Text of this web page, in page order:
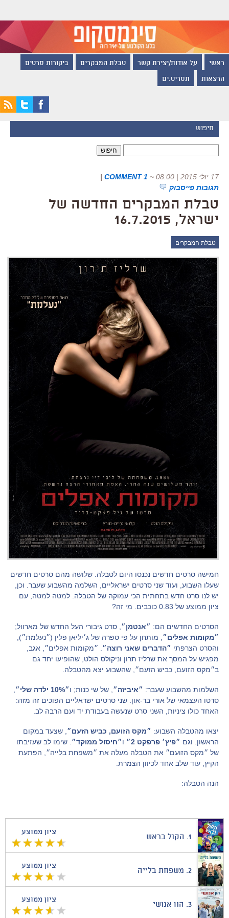
ראשי על אודות/יצירת קשר טבלת המבקרים ביקורות סרטים
הרצאות תסריט.ים
חיפוש
17 יולי 2015 | 08:00 ~
1 COMMENT
|
תגובות פייסבוק
טבלת המבקרים החדשה של
ישראל, 16.7.2015
טבלת המבקרים
חמישה סרטים חדשים נכנסו היום לטבלה. שלושה מהם סרטים חדשים
שעלו השבוע, ועוד שני סרטים ישראליים, השלמה מהשבוע שעבר. וכן,
יש לנו סרט חדש בתחתית הכי עמוקה של הטבלה. למטה למטה, עם
ציון ממוצע של 0.83 כוכבים. מי זה?
הסרטים החדשים הם: ״אנטמן״ , סרט גיבורי העל החדש של מארוול;
״מקומות אפלים״ , מותחן על פי ספרה של ג׳יליאן פלין (״נעלמת״),
והסרט הצרפתי ״הדברים שאני רוצה״ . ״מקומות אפלים״, אגב,
מפגיש על המסך את שרליז תרון וניקולס הולט, שהופיעו יחד גם
ב״מקס הזועם, כביש הזעם״, שהשבוע יצא מהטבלה.
השלמות מהשבוע שעבר: ״איביזה״ , של שי כנות; ו״10% ילדה שלי״
סרטו העצמאי של אורי בר-און. שני סרטים ישראליים הפוכים זה מזה:
האחד כולו ציניות, השני סרט שנעשה בעבודת יד ועם הרבה לב.
יצאו מהטבלה השבוע: ״מקס הזועם, כביש הזעם״ , שצעד במקום
הראשון. וגם ״פיץ׳ פרפקט 2״ ו״חיסול ממוקד״ . שימו לב שעזיבתו
של ״מקס הזועם״ את הטבלה מעלה את ״משפחת בלייה״, הפתעת
הקיץ, עוד שלב אחד לכיוון הצמרת.
הנה הטבלה:
ציון ממוצע
1. הקול בראש
ציון ממוצע
2. משפחת בלייה
ציון ממוצע
3. הון אנושי